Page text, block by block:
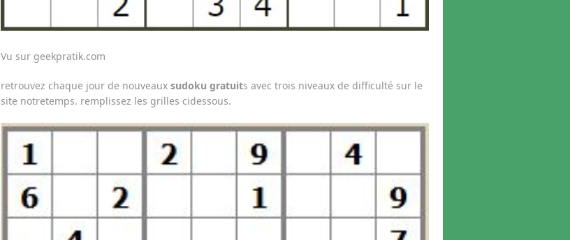
Vu sur geekpratik.com
retrouvez chaque jour de nouveaux sudoku gratuits avec trois niveaux de difficulté sur le
site notretemps. remplissez les grilles cidessous.